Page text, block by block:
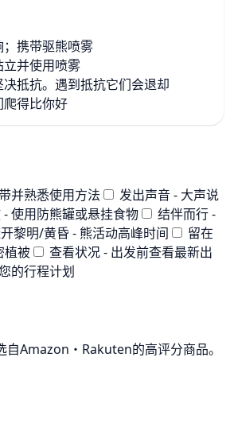
携带驱熊喷雾
并使用喷雾
抵抗。遇到抵抗它们会退却
爬得比你好
并熟悉使用方法
发出声音 - 大声说
使用防熊罐或悬挂食物
结伴而行 -
黎明/黄昏 - 熊活动高峰时间
留在
植被
查看状况 - 出发前查看最新出
的行程计划
自Amazon・Rakuten的高评分商品。